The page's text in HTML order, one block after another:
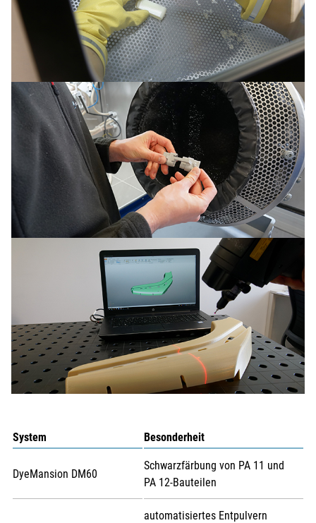
System Besonderheit
DyeMansion DM60
Schwarzfärbung von PA 11 und
PA 12-Bauteilen
automatisiertes Entpulvern